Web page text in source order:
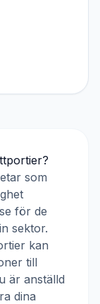
?
som
för de
sektor.
kan
till
är anställd
dina